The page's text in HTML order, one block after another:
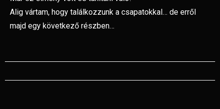
Alig vártam, hogy találkozzunk a csapatokkal… de erről
majd egy következő részben…